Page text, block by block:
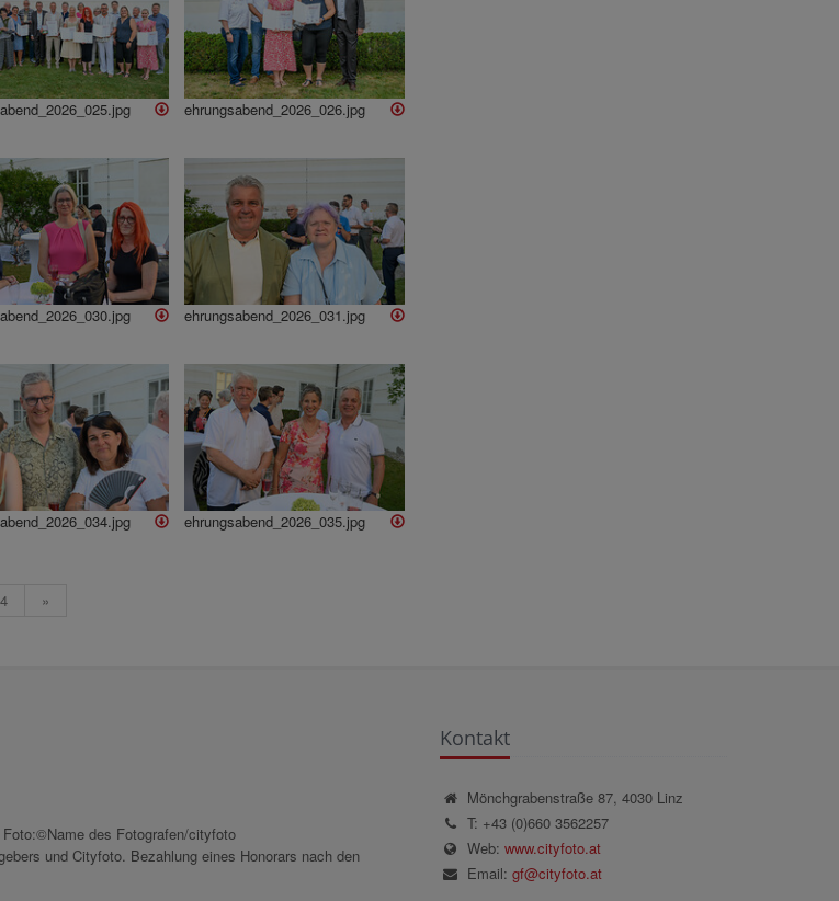
ehrungsabend_2026_026.jpg
ehrungsabend_2026_031.jpg
ehrungsabend_2026_035.jpg
4 »
des Fotografen/cityfoto
und Cityfoto. Bezahlung eines Honorars nach den
Kontakt
Mönchgrabenstraße 87, 4030 Linz
T: +43 (0)660 3562257
Web: www.cityfoto.at
Email: gf@cityfoto.at